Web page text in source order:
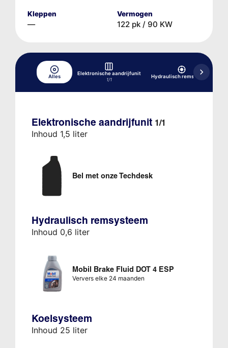
Kleppen
—
Vermogen
122 pk / 90 KW
Alles
Elektronische aandrijfunit
1/1
Hydraulisch remsysteem
Elektronische aandrijfunit 1/1
Inhoud 1,5 liter
Bel met onze Techdesk
Hydraulisch remsysteem
Inhoud 0,6 liter
Mobil Brake Fluid DOT 4 ESP
Ververs elke 24 maanden
Koelsysteem
Inhoud 25 liter